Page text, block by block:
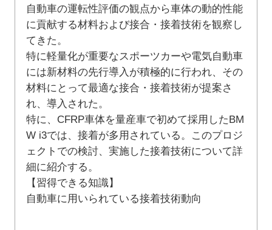
自動車の運転性評価の観点から車体の動的性能
に貢献する材料および接合・接着技術を観察し
てきた。
特に軽量化が重要なスポーツカーや電気自動車
には新材料の先行導入が積極的に行われ、その
材料にとって最適な接合・接着技術が提案さ
れ、導入された。
特に、CFRP車体を量産車で初めて採用したBM
W i3では、接着が多用されている。このプロジ
ェクトでの検討、実施した接着技術について詳
細に紹介する。
【習得できる知識】
自動車に用いられている接着技術動向